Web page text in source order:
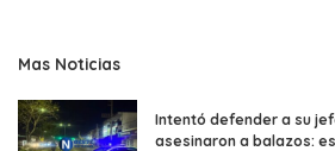
Mas Noticias
Intentó defender a su
asesinaron a balazos: